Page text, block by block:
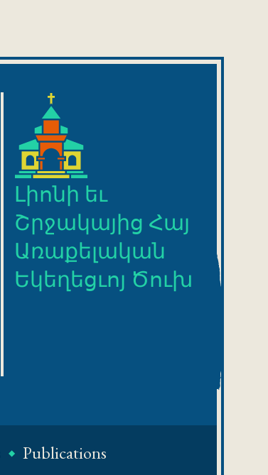
Լիոնի եւ
Շրջակայից Հայ
Առաքելական
Եկեղեցւոյ Ծուխ
Publications